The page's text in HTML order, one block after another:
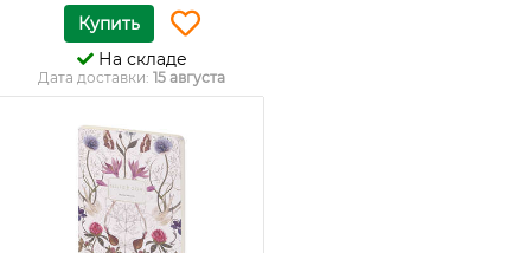
Купить
На складе
Дата доставки: 15 августа